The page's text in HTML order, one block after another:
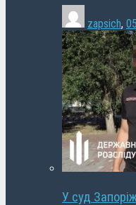
zapsich,
У суд